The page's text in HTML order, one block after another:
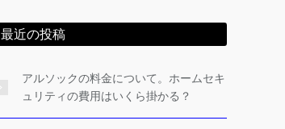
最近の投稿
アルソックの料金について。ホームセキ
ュリティの費用はいくら掛かる？